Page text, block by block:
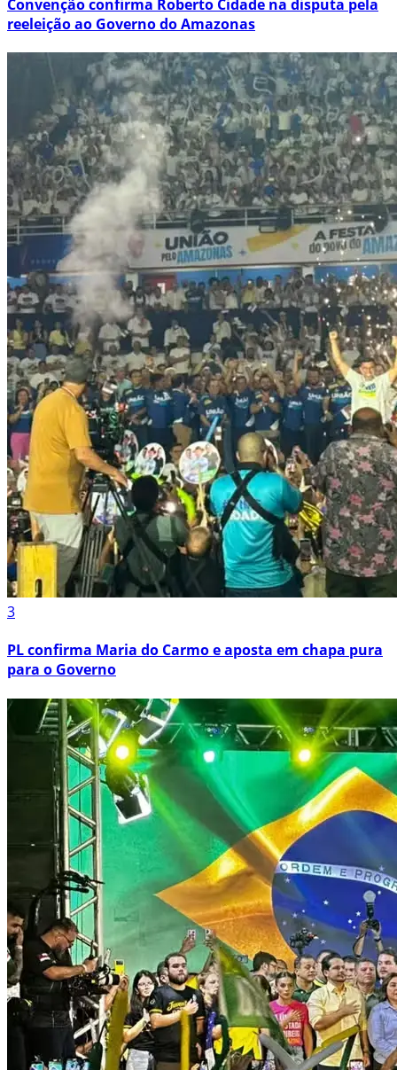
Convenção confirma Roberto Cidade na disputa pela
reeleição ao Governo do Amazonas
3
PL confirma Maria do Carmo e aposta em chapa pura
para o Governo